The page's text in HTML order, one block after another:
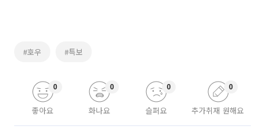
#호우 #특보
좋아요
0
화나요
0
슬퍼요
0
추가취재 원해요
0